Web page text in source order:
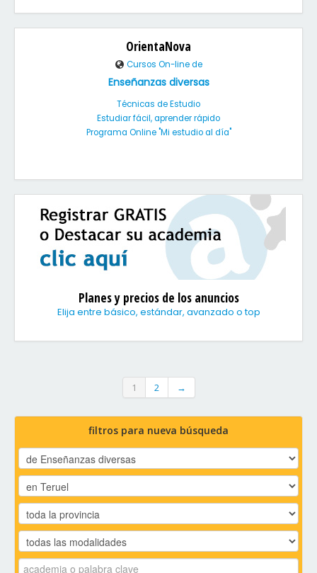
OrientaNova
Cursos On-line de
Enseñanzas diversas
Técnicas de Estudio
Estudiar fácil, aprender rápido
Programa Online "Mi estudio al día"
Planes y precios de los anuncios
Elija entre básico, estándar, avanzado o top
1 2 →
filtros para nueva búsqueda